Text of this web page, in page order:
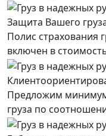
Защита Вашего
Полис страхования
включен в
Предложим минимум
груза по